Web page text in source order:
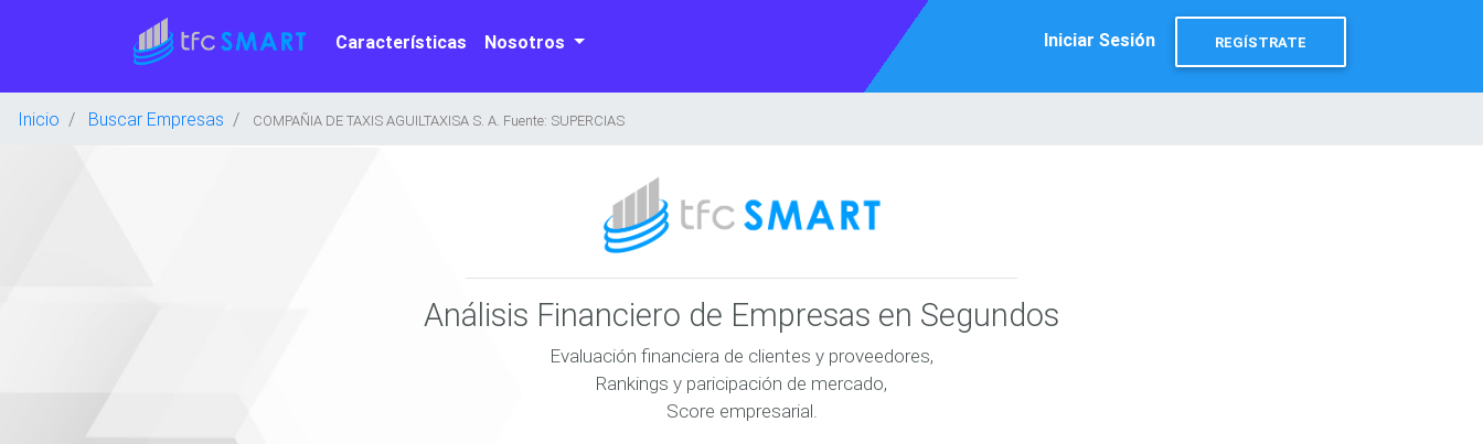
Características Nosotros Iniciar Sesión REGÍSTRATE
Inicio Buscar Empresas COMPAÑIA DE TAXIS AGUILTAXISA S. A. Fuente: SUPERCIAS
Análisis Financiero de Empresas en Segundos
Evaluación financiera de clientes y proveedores,
Rankings y paricipación de mercado,
Score empresarial.